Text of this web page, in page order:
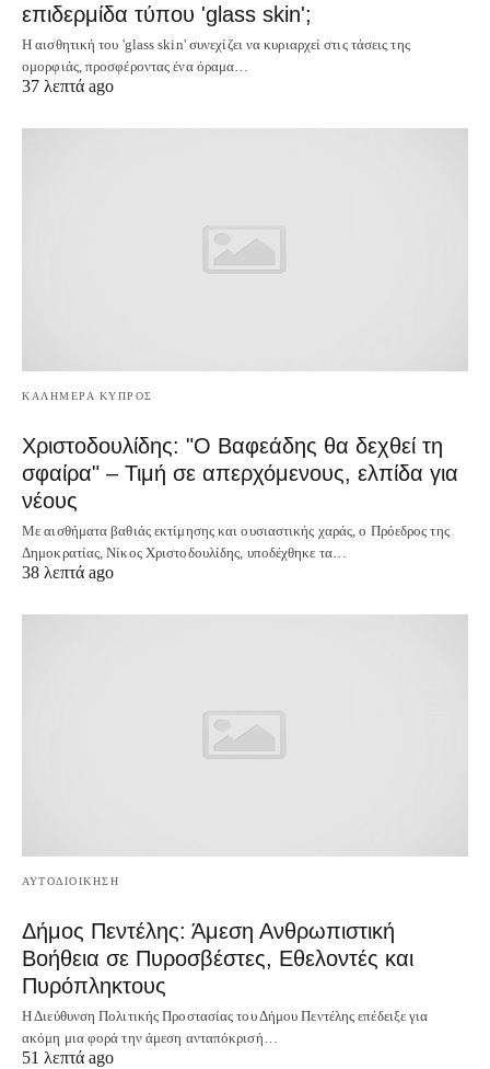
επιδερμίδα τύπου 'glass skin';
Η αισθητική του 'glass skin' συνεχίζει να κυριαρχεί στις τάσεις της
ομορφιάς, προσφέροντας ένα όραμα…
37 λεπτά ago
ΚΑΛΗΜΕΡΑ ΚΥΠΡΟΣ
Χριστοδουλίδης: "Ο Βαφεάδης θα δεχθεί τη
σφαίρα" – Τιμή σε απερχόμενους, ελπίδα για
νέους
Με αισθήματα βαθιάς εκτίμησης και ουσιαστικής χαράς, ο Πρόεδρος της
Δημοκρατίας, Νίκος Χριστοδουλίδης, υποδέχθηκε τα…
38 λεπτά ago
ΑΥΤΟΔΙΟΙΚΗΣΗ
Δήμος Πεντέλης: Άμεση Ανθρωπιστική
Βοήθεια σε Πυροσβέστες, Εθελοντές και
Πυρόπληκτους
Η Διεύθυνση Πολιτικής Προστασίας του Δήμου Πεντέλης επέδειξε για
ακόμη μια φορά την άμεση ανταπόκρισή…
51 λεπτά ago